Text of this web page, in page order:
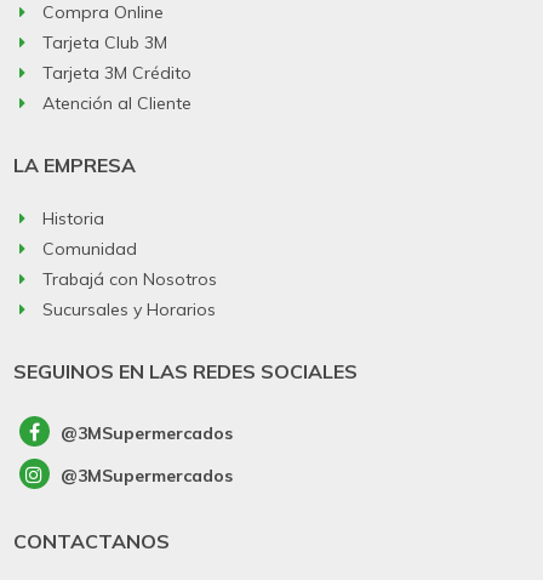
Compra Online
Tarjeta Club 3M
Tarjeta 3M Crédito
Atención al Cliente
LA EMPRESA
Historia
Comunidad
Trabajá con Nosotros
Sucursales y Horarios
SEGUINOS EN LAS REDES SOCIALES
@3MSupermercados
@3MSupermercados
CONTACTANOS